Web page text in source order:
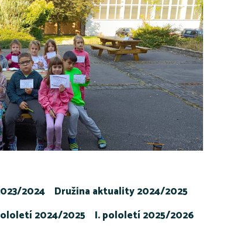
2024
Družina aktuality 2024/2025
2024/2025
I. pololetí 2025/2026